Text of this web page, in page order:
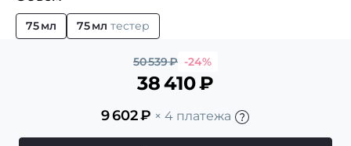
75 мл 75 мл тестер
50 539₽ -24%
38 410₽
9 602₽ × 4 платежа